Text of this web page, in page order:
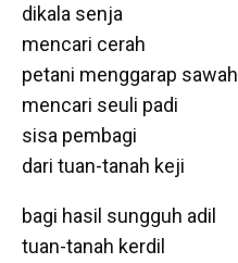
dikala senja
mencari cerah
petani menggarap sawah
mencari seuli padi
sisa pembagi
dari tuan-tanah keji
bagi hasil sungguh adil
tuan-tanah kerdil